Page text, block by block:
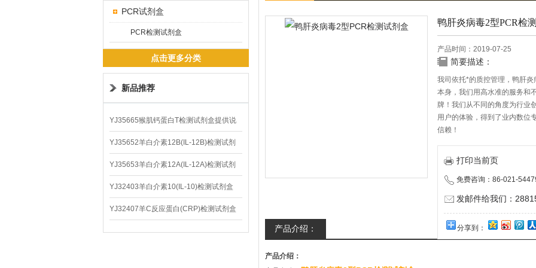
PCR试剂盒
PCR检测试剂盒
点击更多分类
新品推荐
YJ35665猴肌钙蛋白T检测试剂盒提供说
明书
YJ35652羊白介素12B(IL-12B)检测试剂
盒
YJ35653羊白介素12A(IL-12A)检测试剂
盒
YJ32403羊白介素10(IL-10)检测试剂盒
YJ32407羊C反应蛋白(CRP)检测试剂盒
鸭肝炎病毒2型PCR检
产品时间：2019-07-25
简要描述：
我司依托*的质控管理，鸭肝
本身，我们用高水准的服务和
牌！我们从不同的角度为行业
用户的体验，得到了业内数位
信赖！
打印当前页
免费咨询：86-021-
发邮件给我们：
分享到：
产品介绍：
产品介绍：